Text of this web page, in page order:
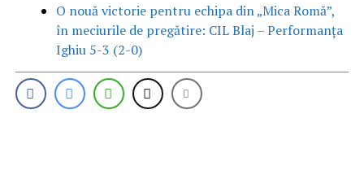
O nouă victorie pentru echipa din „Mica Romă”,
în meciurile de pregătire: CIL Blaj – Performanța
Ighiu 5-3 (2-0)